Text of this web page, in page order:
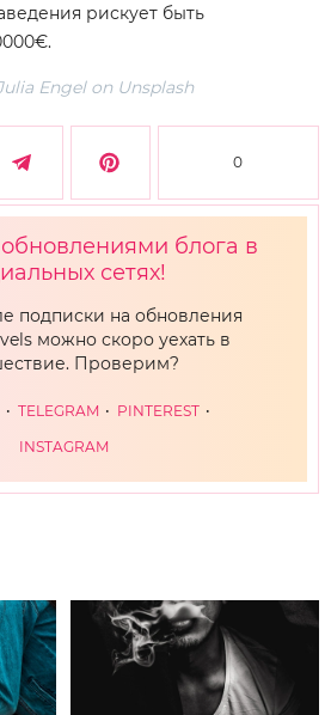
рискует быть
Engel on Unsplash
0
блога в
сетях!
подписки на обновления
можно скоро уехать в
Проверим?
TELEGRAM
PINTEREST
INSTAGRAM